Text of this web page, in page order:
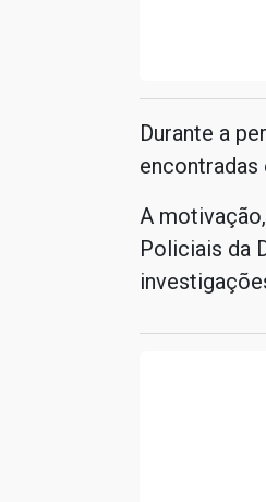
Durante a
encontradas
A
Policiais da